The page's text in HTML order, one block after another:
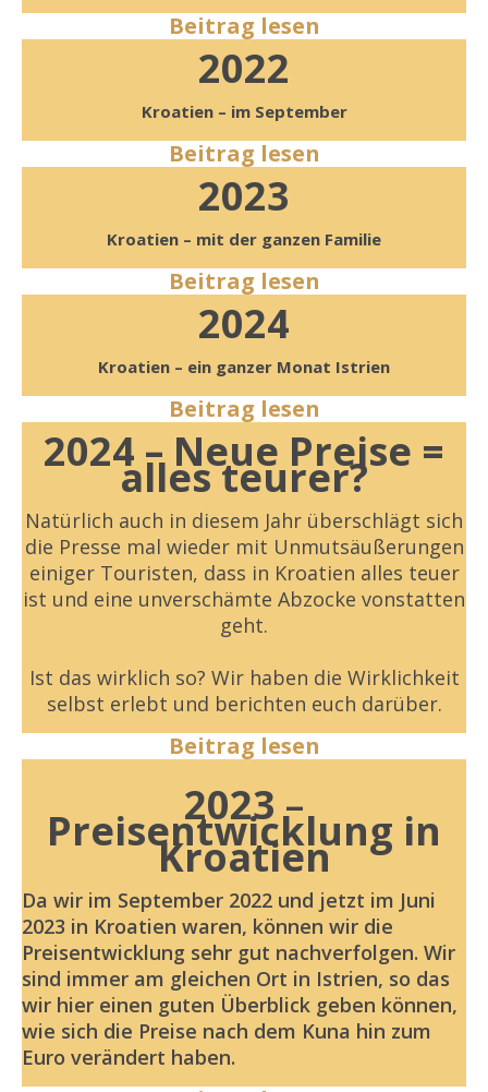
Beitrag lesen
2022
Kroatien – im September
Beitrag lesen
2023
Kroatien – mit der ganzen Familie
Beitrag lesen
2024
Kroatien – ein ganzer Monat Istrien
Beitrag lesen
2024 – Neue Preise =
alles teurer?
Natürlich auch in diesem Jahr überschlägt sich
die Presse mal wieder mit Unmutsäußerungen
einiger Touristen, dass in Kroatien alles teuer
ist und eine unverschämte Abzocke vonstatten
geht.
Ist das wirklich so? Wir haben die Wirklichkeit
selbst erlebt und berichten euch darüber.
Beitrag lesen
2023–
Preisentwicklung in
Kroatien
Da wir im September 2022 und jetzt im Juni
2023 in Kroatien waren, können wir die
Preisentwicklung sehr gut nachverfolgen. Wir
sind immer am gleichen Ort in Istrien, so das
wir hier einen guten Überblick geben können,
wie sich die Preise nach dem Kuna hin zum
Euro verändert haben.